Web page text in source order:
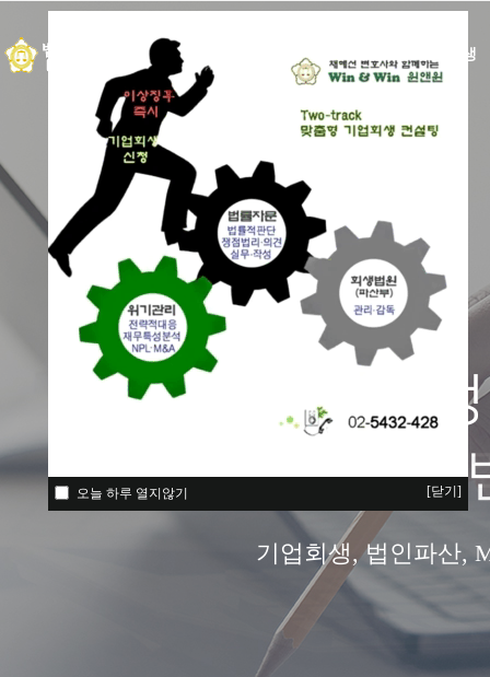
오늘 하루 열지않기 [닫기]
법인회생
재
든든한 동
기업회생, 법인파산,